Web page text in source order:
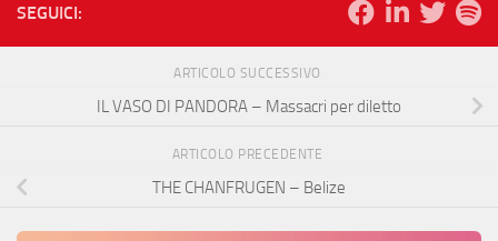
SEGUICI:
ARTICOLO SUCCESSIVO
IL VASO DI PANDORA – Massacri per diletto
ARTICOLO PRECEDENTE
THE CHANFRUGEN – Belize